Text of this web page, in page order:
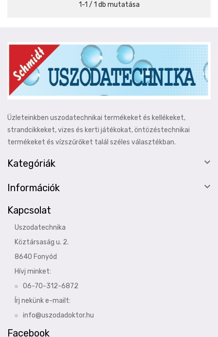
1-1 / 1 db mutatása
Üzleteinkben uszodatechnikai termékeket és kellékeket,
strandcikkeket, vizes és kerti játékokat, öntözéstechnikai
termékeket és vízszűrőket talál széles választékban.
Kategóriák 
Információk

Kapcsolat
Uszodatechnika
Köztársaság u. 2.
8640 Fonyód
Hívj minket:
06-70-312-6872
Írj nekünk e-mailt:
info@uszodadoktor.hu
Facebook